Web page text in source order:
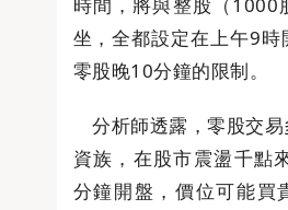
時間，將與整股（1000
坐，全都設定在上午9時
零股晚10分鐘的限制。
分析師透露，零股交易
資族，在股市震盪千點
分鐘開盤，價位可能買